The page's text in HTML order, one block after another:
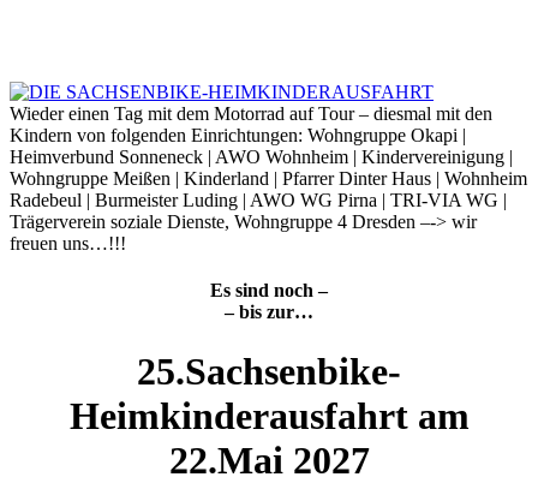
Wieder einen Tag mit dem Motorrad auf Tour – diesmal mit den
Kindern von folgenden Einrichtungen: Wohngruppe Okapi |
Heimverbund Sonneneck | AWO Wohnheim | Kindervereinigung |
Wohngruppe Meißen | Kinderland | Pfarrer Dinter Haus | Wohnheim
Radebeul | Burmeister Luding | AWO WG Pirna | TRI-VIA WG |
Trägerverein soziale Dienste, Wohngruppe 4 Dresden –-> wir
freuen uns…!!!
Es sind noch –
– bis zur…
25.Sachsenbike-
Heimkinderausfahrt am
22.Mai 2027